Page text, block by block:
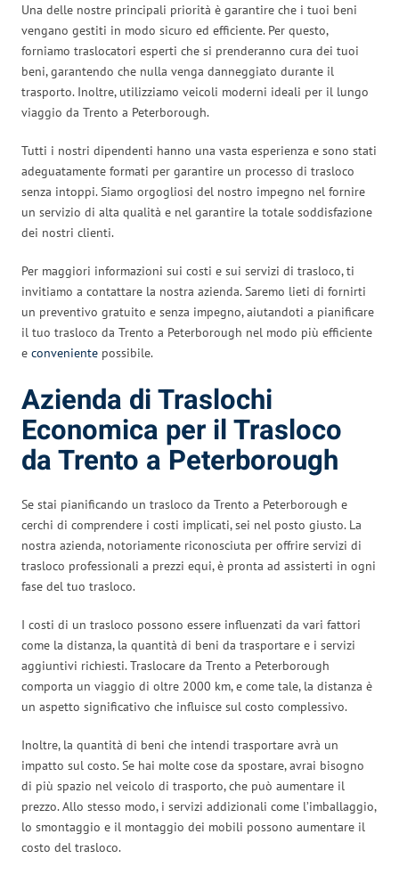
Una delle nostre principali priorità è garantire che i tuoi beni
vengano gestiti in modo sicuro ed efficiente. Per questo,
forniamo traslocatori esperti che si prenderanno cura dei tuoi
beni, garantendo che nulla venga danneggiato durante il
trasporto. Inoltre, utilizziamo veicoli moderni ideali per il lungo
viaggio da Trento a Peterborough.
Tutti i nostri dipendenti hanno una vasta esperienza e sono stati
adeguatamente formati per garantire un processo di trasloco
senza intoppi. Siamo orgogliosi del nostro impegno nel fornire
un servizio di alta qualità e nel garantire la totale soddisfazione
dei nostri clienti.
Per maggiori informazioni sui costi e sui servizi di trasloco, ti
invitiamo a contattare la nostra azienda. Saremo lieti di fornirti
un preventivo gratuito e senza impegno, aiutandoti a pianificare
il tuo trasloco da Trento a Peterborough nel modo più efficiente
e conveniente possibile.
Azienda di Traslochi
Economica per il Trasloco
da Trento a Peterborough
Se stai pianificando un trasloco da Trento a Peterborough e
cerchi di comprendere i costi implicati, sei nel posto giusto. La
nostra azienda, notoriamente riconosciuta per offrire servizi di
trasloco professionali a prezzi equi, è pronta ad assisterti in ogni
fase del tuo trasloco.
I costi di un trasloco possono essere influenzati da vari fattori
come la distanza, la quantità di beni da trasportare e i servizi
aggiuntivi richiesti. Traslocare da Trento a Peterborough
comporta un viaggio di oltre 2000 km, e come tale, la distanza è
un aspetto significativo che influisce sul costo complessivo.
Inoltre, la quantità di beni che intendi trasportare avrà un
impatto sul costo. Se hai molte cose da spostare, avrai bisogno
di più spazio nel veicolo di trasporto, che può aumentare il
prezzo. Allo stesso modo, i servizi addizionali come l’imballaggio,
lo smontaggio e il montaggio dei mobili possono aumentare il
costo del trasloco.